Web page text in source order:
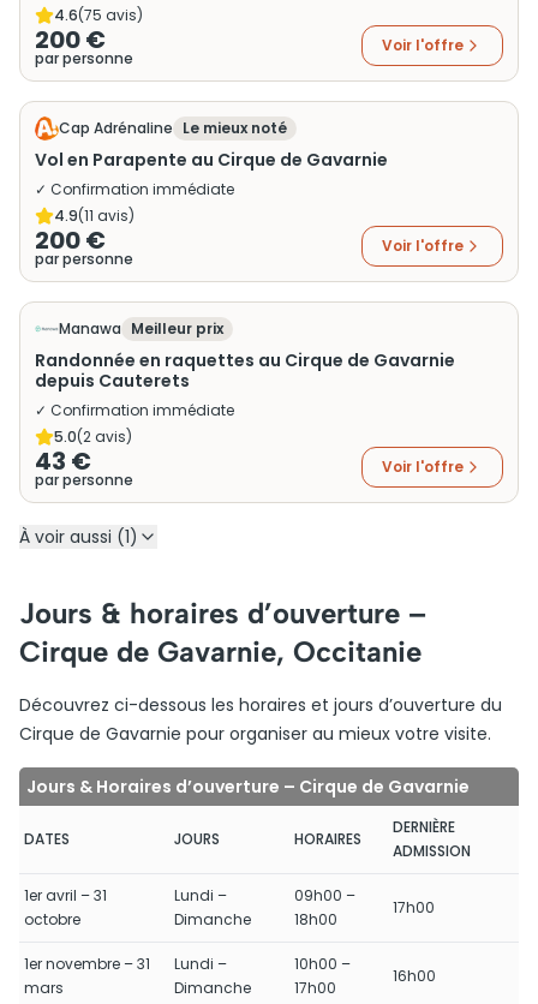
4.6(75 avis)
200 €
par personne
Voir l'offre
Cap Adrénaline Le mieux noté
Vol en Parapente au Cirque de Gavarnie
✓ Confirmation immédiate
4.9(11 avis)
200 €
par personne
Voir l'offre
Manawa Meilleur prix
Randonnée en raquettes au Cirque de Gavarnie
depuis Cauterets
✓ Confirmation immédiate
5.0(2avis)
43 €
par personne
Voir l'offre
À voir aussi (1)
Jours & horaires d’ouverture –
Cirque de Gavarnie, Occitanie
Découvrez ci-dessous les horaires et jours d’ouverture du
Cirque de Gavarnie pour organiser au mieux votre visite.
Jours & Horaires d’ouverture – Cirque de Gavarnie
DATES JOURS HORAIRES
DERNIÈRE
ADMISSION
1er avril – 31
octobre
Lundi –
Dimanche
09h00 –
18h00
17h00
1er novembre – 31
mars
Lundi –
Dimanche
10h00 –
17h00
16h00